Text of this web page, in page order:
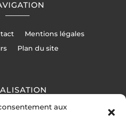
aux
Mentions légales
Plan du site